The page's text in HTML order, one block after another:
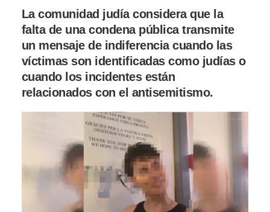
La comunidad judía considera que la
falta de una condena pública transmite
un mensaje de indiferencia cuando las
víctimas son identificadas como judías o
cuando los incidentes están
relacionados con el antisemitismo.